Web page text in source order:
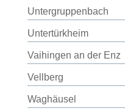
Untergruppenbach
Untertürkheim
Vaihingen an der Enz
Vellberg
Waghäusel